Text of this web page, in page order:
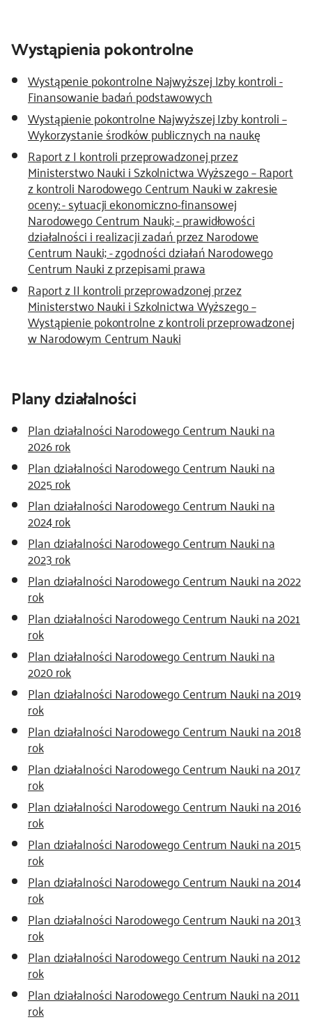
Wystąpienia pokontrolne
Wystąpenie pokontrolne Najwyższej Izby kontroli -
Finansowanie badań podstawowych
Wystąpienie pokontrolne Najwyższej Izby kontroli –
Wykorzystanie środków publicznych na naukę
Raport z I kontroli przeprowadzonej przez
Ministerstwo Nauki i Szkolnictwa Wyższego – Raport
z kontroli Narodowego Centrum Nauki w zakresie
oceny: - sytuacji ekonomiczno-finansowej
Narodowego Centrum Nauki; - prawidłowości
działalności i realizacji zadań przez Narodowe
Centrum Nauki; - zgodności działań Narodowego
Centrum Nauki z przepisami prawa
Raport z II kontroli przeprowadzonej przez
Ministerstwo Nauki i Szkolnictwa Wyższego –
Wystąpienie pokontrolne z kontroli przeprowadzonej
w Narodowym Centrum Nauki
Plany działalności
Plan działalności Narodowego Centrum Nauki na
2026 rok
Plan działalności Narodowego Centrum Nauki na
2025 rok
Plan działalności Narodowego Centrum Nauki na
2024 rok
Plan działalności Narodowego Centrum Nauki na
2023 rok
Plan działalności Narodowego Centrum Nauki na 2022
rok
Plan działalności Narodowego Centrum Nauki na 2021
rok
Plan działalności Narodowego Centrum Nauki na
2020 rok
Plan działalności Narodowego Centrum Nauki na 2019
rok
Plan działalności Narodowego Centrum Nauki na 2018
rok
Plan działalności Narodowego Centrum Nauki na 2017
rok
Plan działalności Narodowego Centrum Nauki na 2016
rok
Plan działalności Narodowego Centrum Nauki na 2015
rok
Plan działalności Narodowego Centrum Nauki na 2014
rok
Plan działalności Narodowego Centrum Nauki na 2013
rok
Plan działalności Narodowego Centrum Nauki na 2012
rok
Plan działalności Narodowego Centrum Nauki na 2011
rok